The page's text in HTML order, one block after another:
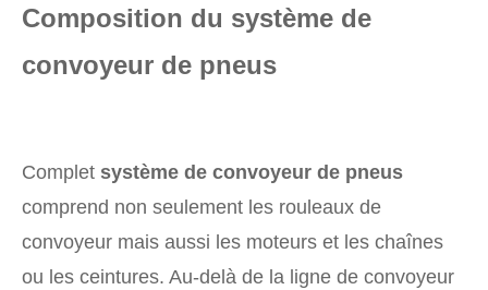
Composition du système de
convoyeur de pneus
Complet système de convoyeur de pneus
comprend non seulement les rouleaux de
convoyeur mais aussi les moteurs et les chaînes
ou les ceintures. Au-delà de la ligne de convoyeur